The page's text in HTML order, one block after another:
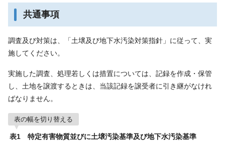
共通事項
調査及び対策は、「土壌及び地下水汚染対策指針」に従って、実
施してください。
実施した調査、処理若しくは措置については、記録を作成・保管
し、土地を譲渡するときは、当該記録を譲受者に引き継がなけれ
ばなりません。
表の幅を切り替える
表1 特定有害物質並びに土壌汚染基準及び地下水汚染基準